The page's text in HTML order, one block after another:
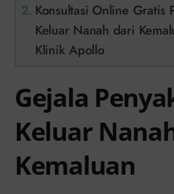
Konsultasi Online Gratis
Keluar Nanah dari
Klinik Apollo
Gejala
Keluar
Kemaluan